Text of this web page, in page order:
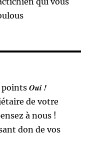
points Oui !
de votre
à nous !
don de vos